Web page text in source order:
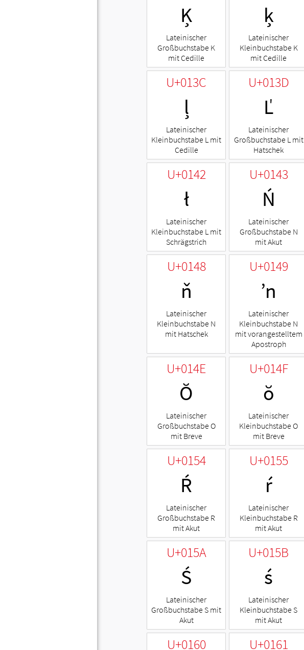
Ķ
Lateinischer
Großbuchstabe K
mit Cedille
ķ
Lateinischer
Kleinbuchstabe K
mit Cedille
U+013C
ļ
Lateinischer
Kleinbuchstabe L mit
Cedille
U+013D
Ľ
Lateinischer
Großbuchstabe L mit
Hatschek
U+0142
ł
Lateinischer
Kleinbuchstabe L mit
Schrägstrich
U+0143
Ń
Lateinischer
Großbuchstabe N
mit Akut
U+0148
ň
Lateinischer
Kleinbuchstabe N
mit Hatschek
U+0149
ŉ
Lateinischer
Kleinbuchstabe N
mit vorangestelltem
Apostroph
U+014E
Ŏ
Lateinischer
Großbuchstabe O
mit Breve
U+014F
ŏ
Lateinischer
Kleinbuchstabe O
mit Breve
U+0154
Ŕ
Lateinischer
Großbuchstabe R
mit Akut
U+0155
ŕ
Lateinischer
Kleinbuchstabe R
mit Akut
U+015A
Ś
Lateinischer
Großbuchstabe S mit
Akut
U+015B
ś
Lateinischer
Kleinbuchstabe S
mit Akut
U+0160 U+0161